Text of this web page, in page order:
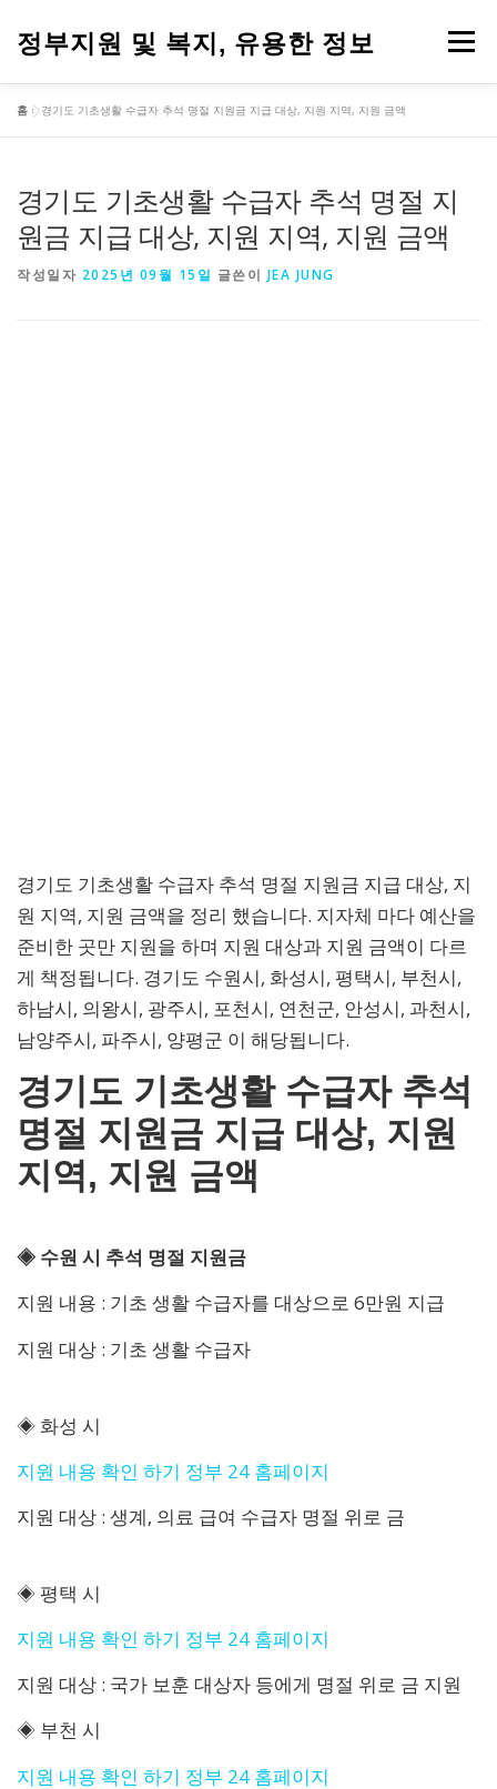
정부지원 및 복지, 유용한 정보 메뉴
홈 »경기도 기초생활 수급자 추석 명절 지원금 지급 대상, 지원 지역, 지원 금액
경기도 기초생활 수급자 추석 명절 지
원금 지급 대상, 지원 지역, 지원 금액
작성일자 2025년 09월 15일 글쓴이 JEA JUNG
경기도 기초생활 수급자 추석 명절 지원금 지급 대상, 지
원 지역, 지원 금액을 정리 했습니다. 지자체 마다 예산을
준비한 곳만 지원을 하며 지원 대상과 지원 금액이 다르
게 책정됩니다. 경기도 수원시, 화성시, 평택시, 부천시,
하남시, 의왕시, 광주시, 포천시, 연천군, 안성시, 과천시,
남양주시, 파주시, 양평군 이 해당됩니다.
경기도 기초생활 수급자 추석
명절 지원금 지급 대상, 지원
지역, 지원 금액
◈ 수원 시 추석 명절 지원금
지원 내용 : 기초 생활 수급자를 대상으로 6만원 지급
지원 대상 : 기초 생활 수급자
◈ 화성 시
지원 내용 확인 하기 정부 24 홈페이지
지원 대상 : 생계, 의료 급여 수급자 명절 위로 금
◈ 평택 시
지원 내용 확인 하기 정부 24 홈페이지
지원 대상 : 국가 보훈 대상자 등에게 명절 위로 금 지원
◈ 부천 시
지원 내용 확인 하기 정부 24 홈페이지